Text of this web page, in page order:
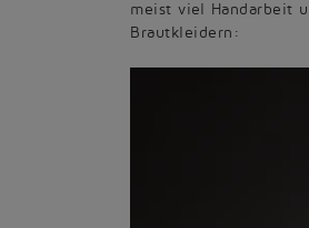
meist viel Handarbeit
Brautkleidern: